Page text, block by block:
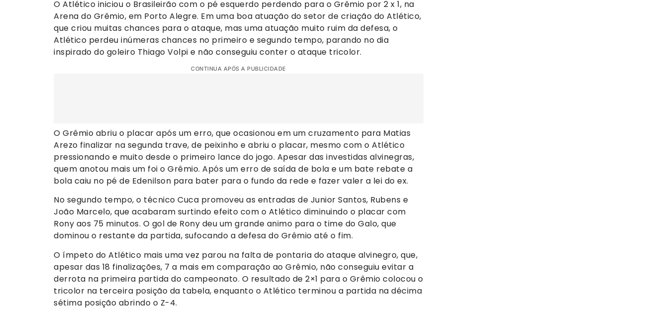
O Atlético iniciou o Brasileirão com o pé esquerdo perdendo para o Grêmio por 2 x 1, na
Arena do Grêmio, em Porto Alegre. Em uma boa atuação do setor de criação do Atlético,
que criou muitas chances para o ataque, mas uma atuação muito ruim da defesa, o
Atlético perdeu inúmeras chances no primeiro e segundo tempo, parando no dia
inspirado do goleiro Thiago Volpi e não conseguiu conter o ataque tricolor.
CONTINUA APÓS A PUBLICIDADE
O Grêmio abriu o placar após um erro, que ocasionou em um cruzamento para Matias
Arezo finalizar na segunda trave, de peixinho e abriu o placar, mesmo com o Atlético
pressionando e muito desde o primeiro lance do jogo. Apesar das investidas alvinegras,
quem anotou mais um foi o Grêmio. Após um erro de saída de bola e um bate rebate a
bola caiu no pé de Edenilson para bater para o fundo da rede e fazer valer a lei do ex.
No segundo tempo, o técnico Cuca promoveu as entradas de Junior Santos, Rubens e
João Marcelo, que acabaram surtindo efeito com o Atlético diminuindo o placar com
Rony aos 75 minutos. O gol de Rony deu um grande animo para o time do Galo, que
dominou o restante da partida, sufocando a defesa do Grêmio até o fim.
O ímpeto do Atlético mais uma vez parou na falta de pontaria do ataque alvinegro, que,
apesar das 18 finalizações, 7 a mais em comparação ao Grêmio, não conseguiu evitar a
derrota na primeira partida do campeonato. O resultado de 2×1 para o Grêmio colocou o
tricolor na terceira posição da tabela, enquanto o Atlético terminou a partida na décima
sétima posição abrindo o Z-4.